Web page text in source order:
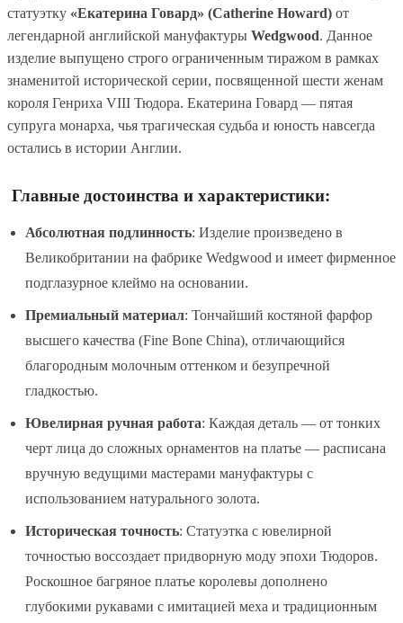
статуэтку «Екатерина Говард» (Catherine Howard) от
легендарной английской мануфактуры Wedgwood. Данное
изделие выпущено строго ограниченным тиражом в рамках
знаменитой исторической серии, посвященной шести женам
короля Генриха VIII Тюдора. Екатерина Говард — пятая
супруга монарха, чья трагическая судьба и юность навсегда
остались в истории Англии.
Главные достоинства и характеристики:
Абсолютная подлинность: Изделие произведено в
Великобритании на фабрике Wedgwood и имеет фирменное
подглазурное клеймо на основании.
Премиальный материал: Тончайший костяной фарфор
высшего качества (Fine Bone China), отличающийся
благородным молочным оттенком и безупречной
гладкостью.
Ювелирная ручная работа: Каждая деталь — от тонких
черт лица до сложных орнаментов на платье — расписана
вручную ведущими мастерами мануфактуры с
использованием натурального золота.
Историческая точность: Статуэтка с ювелирной
точностью воссоздает придворную моду эпохи Тюдоров.
Роскошное багряное платье королевы дополнено
глубокими рукавами с имитацией меха и традиционным